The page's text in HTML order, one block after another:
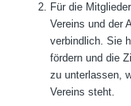
Für die
Vereins und der
verbindlich. Sie
fördern und die
zu unterlassen,
Vereins steht.